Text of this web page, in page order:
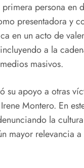
persona
presentadora y
en un acto de
a la
masivos.
su apoyo a otras
Montero. En
la
mayor relevancia